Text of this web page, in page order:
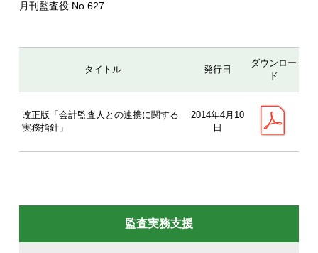
監査実務支援
月刊監査役 No.627
タイトル 発行日
ダウンロー
ド
改正版「会計監査人との連携に関する
実務指針」
2014年4月10
日